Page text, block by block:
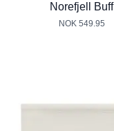
Norefjell Buff
NOK 549.95